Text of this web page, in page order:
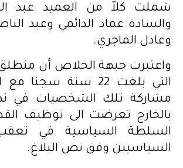
شملت كلاّ من العميد عبد
والسادة عماد الدائمي وعبد
وعادل الماجري.
واعتبرت جبهة الخلاص أن
التي بلغت 22 سنة سجنا
مشاركة تلك الشخصيات في
بالخارج تعرضت الى توظيف
السلطة السياسية في
السياسيين وفق نص البلاغ.